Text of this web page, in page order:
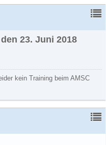
23. Juni 2018
kein Training beim AMSC